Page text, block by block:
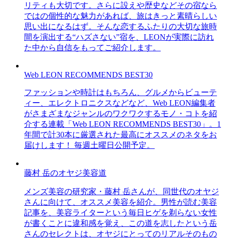
リティも大切です。さらに設えや歴史などその宿なら
ではの個性的な魅力があれば、旅はきっと素晴らしい
思い出になるはず。そんな恋するふたりの大切な旅時
間を演出する“ハズさない”宿を、LEONが実際に訪れ
た中から自信をもってご紹介します。
Web LEON RECOMMENDS BEST30
ファッションや時計はもちろん、グルメからビューテ
ィー、エレクトロニクスなどなど、Web LEON編集者
がさまざまなジャンルのワクワクするモノ・コトを紹
介する連載「Web LEON RECOMMENDS BEST30」。1
年間で計30本に厳選された最高にオススメのネタをお
届けします！ 毎週土曜日公開予定。
藤村 岳のオヤジ美容道
メンズ美容の研究家・藤村 岳さんが、同世代のオヤジ
さんに向けて、オススメ美容を紹介。男性が読む美容
記事を、美容ライターという毎日ヒゲを剃らない女性
が書くことに違和感を覚え、この道を志したという岳
さんのセレクトは、オヤジにとってのリアルそのもの